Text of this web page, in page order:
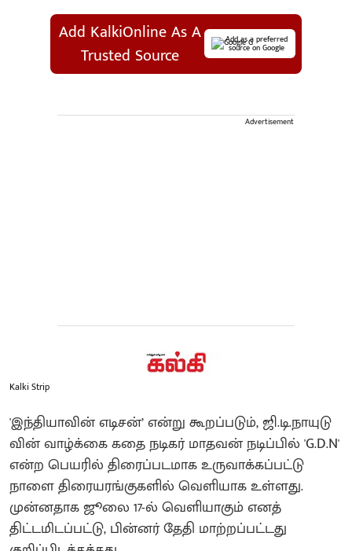
Add KalkiOnline As A
Trusted Source
Add as a preferred
source on Google
Advertisement
Kalki Strip
'இந்​தி​யா​வின் எடிசன்’ என்று கூறப்​படும், ஜி.டி.​நா​யுடு​
வின் வாழ்க்கை கதை நடிகர் மாதவன் நடிப்பில் 'G.D.N'
என்ற பெயரில் திரைப்​பட​மாக உருவாக்கப்பட்டு
நாளை திரையரங்குகளில் வெளியாக உள்ளது.
முன்னதாக ஜூலை 17-ல் வெளியாகும் எனத்
திட்டமிடப்பட்டு, பின்னர் தேதி மாற்றப்பட்டது